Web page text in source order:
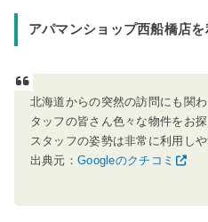
アパマンショップ西船橋店
北海道からの突然の訪問にも関
タッフの皆さん色々な物件をお
スタッフの姿勢は非常に利用し
出典元： Googleのクチコミ